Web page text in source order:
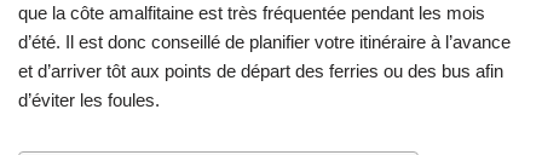
que la côte amalfitaine est très fréquentée pendant les mois
d’été. Il est donc conseillé de planifier votre itinéraire à l’avance
et d’arriver tôt aux points de départ des ferries ou des bus afin
d’éviter les foules.